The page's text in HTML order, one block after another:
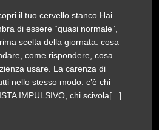
il tuo cervello stanco Hai
di essere “quasi normale”,
scelta della giornata: cosa
come rispondere, cosa
usare. La carenza di
nello stesso modo: c’è chi
IMPULSIVO, chi scivola[...]